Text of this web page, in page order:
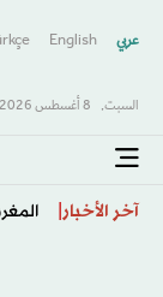
عربي English
السبت, 8 أغسطس 2026
آخر الأخبار